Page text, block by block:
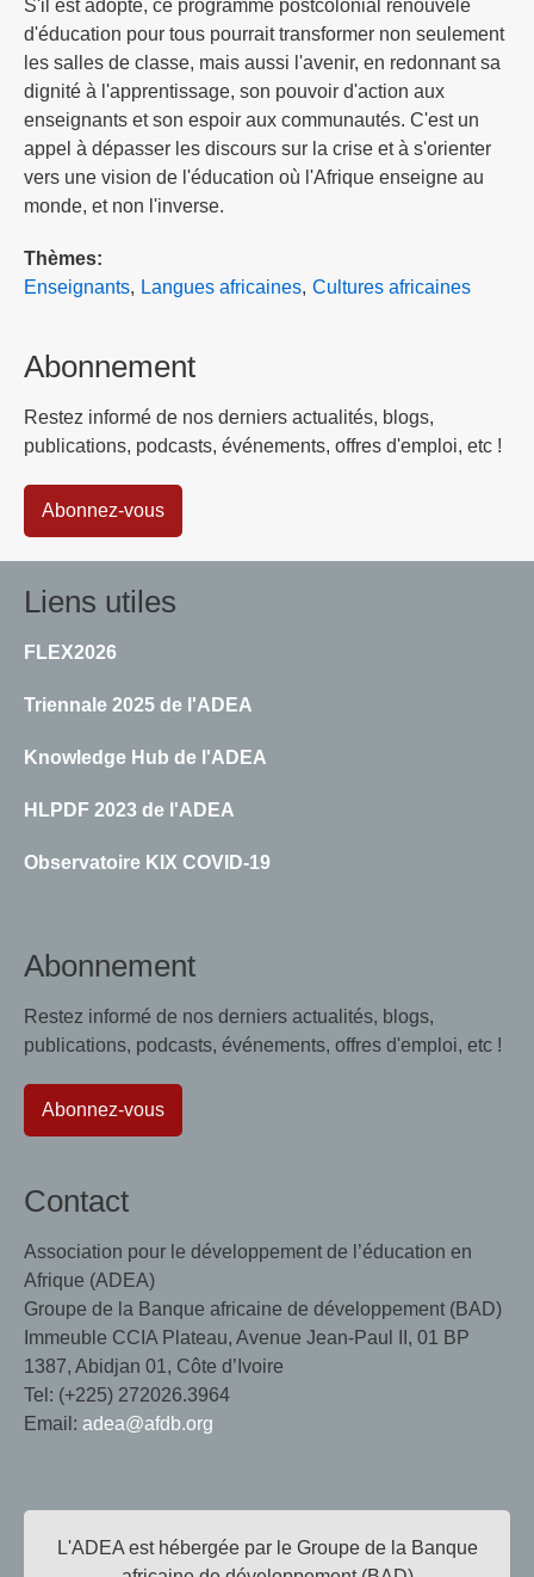
S'il est adopté, ce programme postcolonial renouvelé
d'éducation pour tous pourrait transformer non seulement
les salles de classe, mais aussi l'avenir, en redonnant sa
dignité à l'apprentissage, son pouvoir d'action aux
enseignants et son espoir aux communautés. C'est un
appel à dépasser les discours sur la crise et à s'orienter
vers une vision de l'éducation où l'Afrique enseigne au
monde, et non l'inverse.
Thèmes
Enseignants
Langues africaines Cultures africaines
Abonnement
Restez informé de nos derniers actualités, blogs,
publications, podcasts, événements, offres d'emploi, etc !
Abonnez-vous
Liens utiles
FLEX2026
Triennale 2025 de l'ADEA
Knowledge Hub de l'ADEA
HLPDF 2023 de l'ADEA
Observatoire KIX COVID-19
Abonnement
Restez informé de nos derniers actualités, blogs,
publications, podcasts, événements, offres d'emploi, etc !
Abonnez-vous
Contact
Association pour le développement de l’éducation en
Afrique (ADEA)
Groupe de la Banque africaine de développement (BAD)
Immeuble CCIA Plateau, Avenue Jean-Paul II, 01 BP
1387, Abidjan 01, Côte d’Ivoire
Tel: (+225) 272026.3964
Email: adea@afdb.org
L'ADEA est hébergée par le Groupe de la Banque